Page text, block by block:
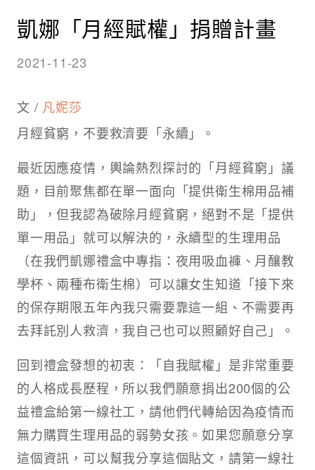
凱娜「月經賦權」捐贈計畫
2021-11-23
文 / 凡妮莎
月經貧窮，不要救濟要「永續」​。
最近因應疫情，輿論熱烈探討的「月經貧窮」議
題，目前聚焦都在單一面向「提供衛生棉用品補
助」，但我認為破除月經貧窮，絕對不是「提供
單一用品」就可以解決的，永續型的生理用品
（在我們凱娜禮盒中專指：夜用吸血褲、月釀教
學杯、兩種布衛生棉）可以讓女生知道「接下來
的保存期限五年內我只需要靠這一組、不需要再
去拜託別人救濟，我自己也可以照顧好自己」。​
回到禮盒發想的初衷：「自我賦權」是非常重要
的人格成長歷程，所以我們願意捐出200個的公
益禮盒給第一線社工，請他們代轉給因為疫情而
無力購買生理用品的弱勢女孩。如果您願意分享
這個資訊，可以幫我分享這個貼文，請第一線社